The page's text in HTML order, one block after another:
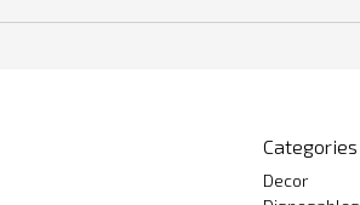
Categories
Decor